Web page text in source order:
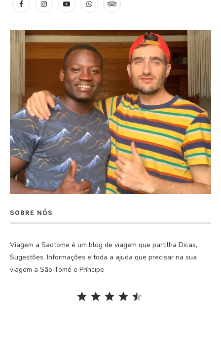
SOBRE NÓS
Viagem a Saotome é um blog de viagem que partilha Dicas,
Sugestões, Informações e toda a ajuda que precisar na sua
viagem a São Tomé e Príncipe